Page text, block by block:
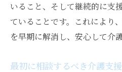
いること、そして継続的に支
ていることです。これにより
を早期に解消し、安心して介
最初に相談するべき介護支